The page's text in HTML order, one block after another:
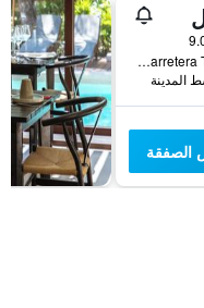
Km 5 Carretera Tulum Boca-Paila, تولوم, ولاية كينتانا رو, المكسيك